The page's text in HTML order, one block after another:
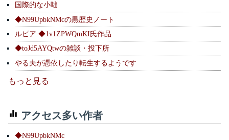
国際的な小咄
◆N99UpbkNMcの黒歴史ノート
ルピア ◆1v1ZPWQmKI氏作品
◆toJd5AYQtwの雑談・投下所
やる夫が憑依したり転生するようです
もっと見る
アクセス多い作者
◆N99UpbkNMc